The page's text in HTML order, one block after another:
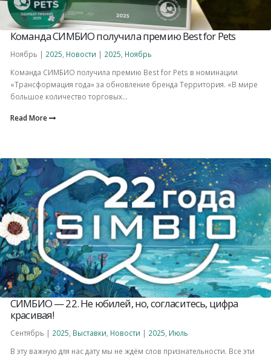
Команда СИМБИО получила премию Best for Pets
Ноябрь | 2025 Новости | 2025 Ноябрь
Команда СИМБИО получила премию Best for Pets в номинации
«Трансформация года» за обновление бренда Территория. «В мире
большое количество торговых...
Read More
СИМБИО — 22. Не юбилей, но, согласитесь, цифра
красивая!
Сентябрь | 2025 Выставки Новости | 2025 Июль
В эту важную для нас дату мы не ждём слов признательности. Все эти